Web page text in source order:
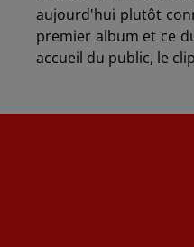
aujourd'hui plutôt
premier album et ce
accueil du public, le